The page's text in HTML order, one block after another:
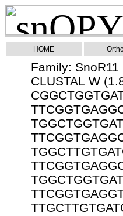
HOME
Family: SnoR11
CLUSTAL W